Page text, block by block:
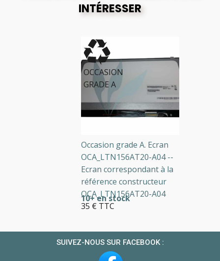
INTÉRESSER
OCCASION
GRADE A
10+ en stock
Occasion grade A. Ecran
OCA_LTN156AT20-A04 --
Ecran correspondant à la
référence constructeur
OCA_LTN156AT20-A04
35 € TTC
SUIVEZ-NOUS SUR FACEBOOK :